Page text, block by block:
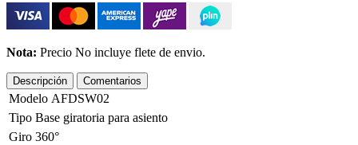
Nota: Precio No incluye flete de envio.
Descripción Comentarios
Modelo AFDSW02
Tipo Base giratoria para asiento
Giro 360°